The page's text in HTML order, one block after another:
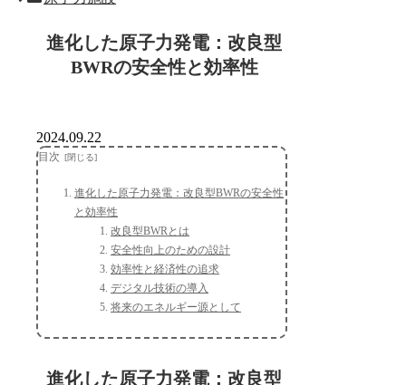
進化した原子力発電：改良型
BWRの安全性と効率性
2024.09.22
目次
進化した原子力発電：改良型BWRの安全性
と効率性
改良型BWRとは
安全性向上のための設計
効率性と経済性の追求
デジタル技術の導入
将来のエネルギー源として
進化した原子力発電：改良型